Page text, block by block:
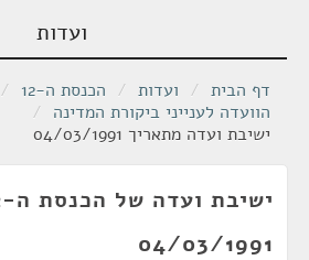
ועדות
דף הבית / ועדות / הכנסת ה-12
/
הוועדה לענייני ביקורת המדינה /
ישיבת ועדה מתאריך 04/03/1991
04/03/1991